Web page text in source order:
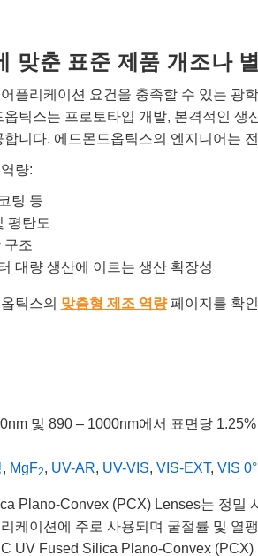
맞춘 표준 제품 개조나
플리케이션 요건을 충족할 수 있는 광
틱스는 프로토타입 개발, 본격적인
니다. 에드몬드옵틱스의 엔지니어는
량:
팅 등
평탄도
구조
대량 생산에 이르는 생산 확장성
틱스의 맞춤형 제조 역량페이지를 확
및 890 – 1000nm에서 표면당
, MgF2, UV-AR, UV-VIS, VIS-EXT, VIS 0°
Plano-Convex (PCX) Lenses는 정밀
케이션에 주로 사용되며 굴절률 및 열
UV Fused Silica Plano-Convex